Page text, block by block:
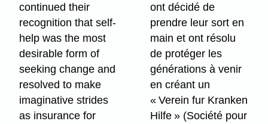
continued their
recognition that self-
help was the most
desirable form of
seeking change and
resolved to make
imaginative strides
as insurance for
ont décidé de
prendre leur sort en
main et ont résolu
de protéger les
générations à venir
en créant un
« Verein fur Kranken
Hilfe » (Société pour